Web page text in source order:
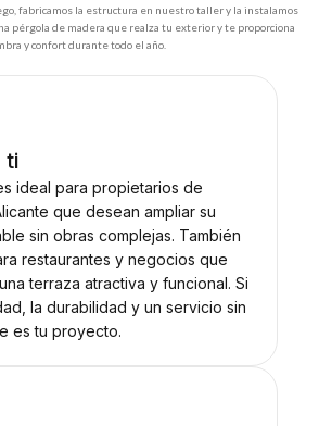
fabricamos la estructura en nuestro taller y la instalamos
pérgola de madera que realza tu exterior y te proporciona
y confort durante todo el año.
ti
ideal para propietarios de
que desean ampliar su
sin obras complejas. También
restaurantes y negocios que
terraza atractiva y funcional. Si
la durabilidad y un servicio sin
es tu proyecto.